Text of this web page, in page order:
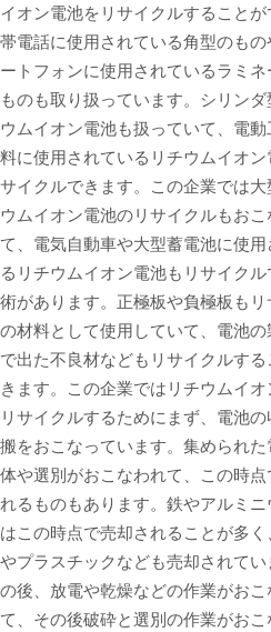
イオン電池をリサイクルすること
帯電話に使用されている角型のもの
ートフォンに使用されているラミ
ものも取り扱っています。シリン
ウムイオン電池も扱っていて、電
料に使用されているリチウムイオン
サイクルできます。この企業では大
ウムイオン電池のリサイクルもおこ
て、電気自動車や大型蓄電池に使用
るリチウムイオン電池もリサイク
術があります。正極板や負極板も
の材料として使用していて、電池の
で出た不良材などもリサイクルす
きます。この企業ではリチウムイ
リサイクルするためにまず、電池
搬をおこなっています。集められ
体や選別がおこなわれて、この時点
れるものもあります。鉄やアルミ
はこの時点で売却されることが多く
やプラスチックなども売却されてい
の後、放電や乾燥などの作業がお
て、その後破砕と選別の作業がおこ